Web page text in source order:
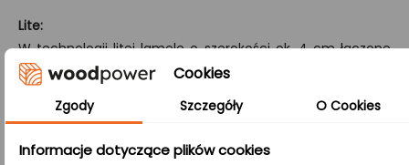
Lite:
W technologii litej lamele o szerokości ok. 4 cm łączone
są ze sobą wzdłuż dłuższej krawędzi. Efektem jest produkt
wytrzymałości, idealny do estetycznych aranżacji.
A/B:
Cookies
Zgody Szczegóły O Cookies
Informacje dotyczące plików cookies